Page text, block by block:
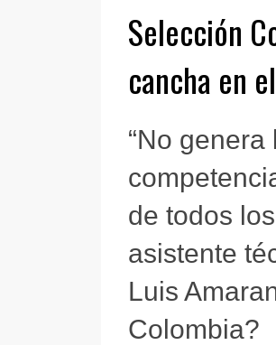
Selección
cancha en
“No
de todos
asistente
Luis
Colombia?